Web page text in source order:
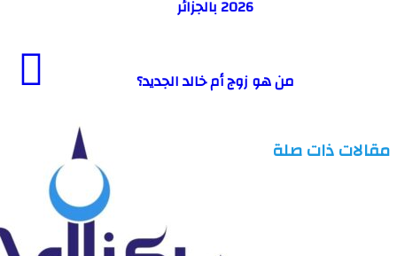
من هو زوج أم خالد الجديد؟
ذات صلة